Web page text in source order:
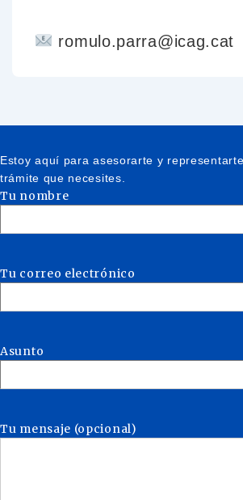
romulo.parra@icag.cat
Estoy aquí para asesorarte y
trámite que necesites.
Tu nombre
Tu correo electrónico
Asunto
Tu mensaje (opcional)